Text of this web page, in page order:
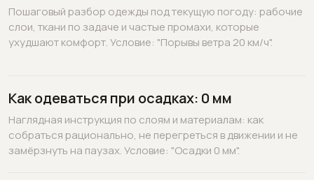
Пошаговый разбор одежды под текущую погоду: рабочие
слои, ткани по задаче и частые промахи, которые
ухудшают комфорт. Условие: "Порывы ветра 20 км/ч".
Как одеваться при осадках: 0 мм
Наглядная инструкция по слоям и материалам: как
собраться рационально, не перегреться в движении и не
замёрзнуть на паузах. Условие: "Осадки 0 мм".